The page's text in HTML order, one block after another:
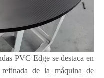
PVC Edge se destaca en
de la máquina de